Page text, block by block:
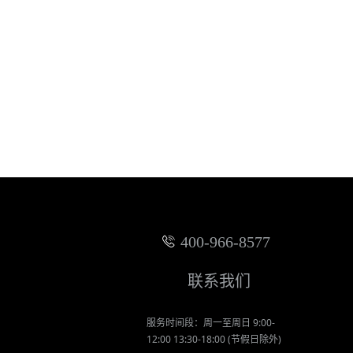
400-966-8577
联系我们
服务时间段：周一至周日 9:00-
12:00 13:30-18:00 (节假日除外)